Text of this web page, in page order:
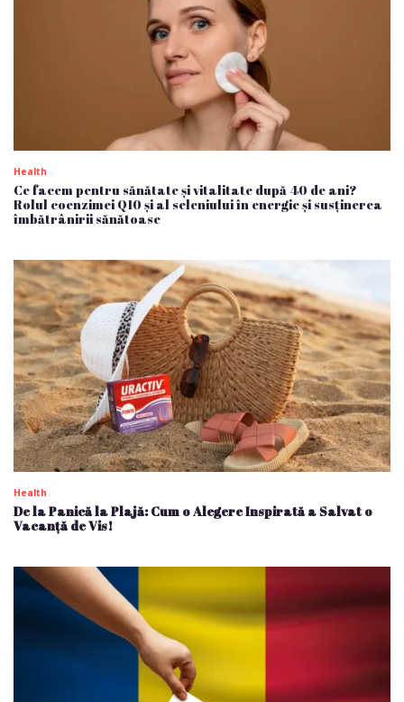
Health
Ce facem pentru sănătate și vitalitate după 40 de ani?
Rolul coenzimei Q10 și al seleniului în energie și susținerea
îmbătrânirii sănătoase
Health
De la Panică la Plajă: Cum o Alegere Inspirată a Salvat o
Vacanță de Vis!